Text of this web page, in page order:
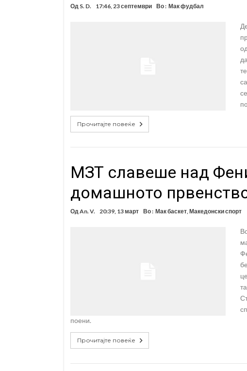
Од S. D. 17:46, 23 септември Во : Мак фудбал
Прочитајте повеќе
МЗТ славеше над
домашното
Од An. V. 20:39, 13 март Во : Мак баскет, Македонски спорт
поени.
Прочитајте повеќе